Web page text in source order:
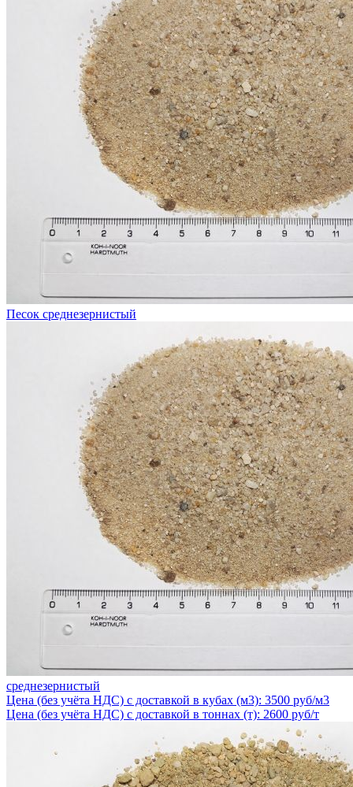
Песок среднезернистый
среднезернистый
Цена (без учёта НДС) с доставкой в кубах (м3): 3500 руб/м3
Цена (без учёта НДС) с доставкой в тоннах (т): 2600 руб/т